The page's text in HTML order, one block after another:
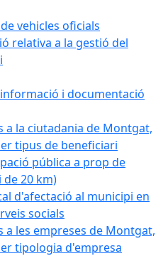
vehicles oficials
relativa a la gestió del
i documentació
a la ciutadania de Montgat,
tipus de beneficiari
pública a prop de
20 km)
d'afectació al municipi en
socials
a les empreses de Montgat,
tipologia d'empresa